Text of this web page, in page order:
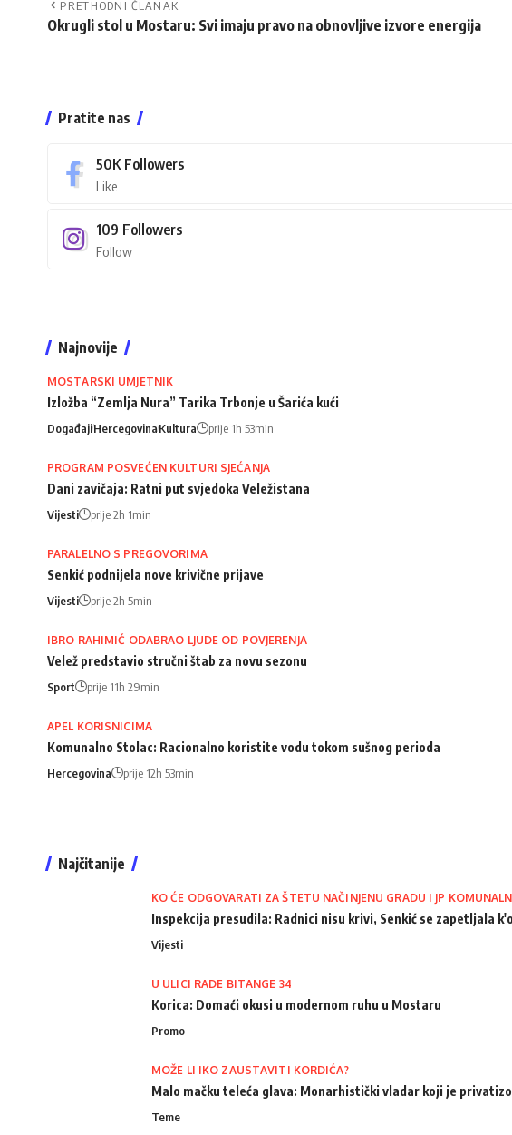
PRETHODNI ČLANAK
Okrugli stol u Mostaru: Svi imaju pravo na obnovljive izvore energija
Pratite nas
50K Followers
Like
109 Followers
Follow
Najnovije
MOSTARSKI UMJETNIK
Izložba “Zemlja Nura” Tarika Trbonje u Šarića kući
DogađajiHercegovinaKultura prije 1h 53min
PROGRAM POSVEĆEN KULTURI SJEĆANJA
Dani zavičaja: Ratni put svjedoka Veležistana
Vijesti prije 2h 1min
PARALELNO S PREGOVORIMA
Senkić podnijela nove krivične prijave
Vijesti prije 2h 5min
IBRO RAHIMIĆ ODABRAO LJUDE OD POVJERENJA
Velež predstavio stručni štab za novu sezonu
Sport prije 11h 29min
APEL KORISNICIMA
Komunalno Stolac: Racionalno koristite vodu tokom sušnog perioda
Hercegovina prije 12h 53min
Najčitanije
KO ĆE ODGOVARATI ZA ŠTETU NAČINJENU GRADU I JP
Inspekcija presudila: Radnici nisu krivi, Senkić se zapetljala
Vijesti
U ULICI RADE BITANGE 34
Korica: Domaći okusi u modernom ruhu u Mostaru
Promo
MOŽE LI IKO ZAUSTAVITI KORDIĆA?
Malo mačku teleća glava: Monarhistički vladar koji je
Teme